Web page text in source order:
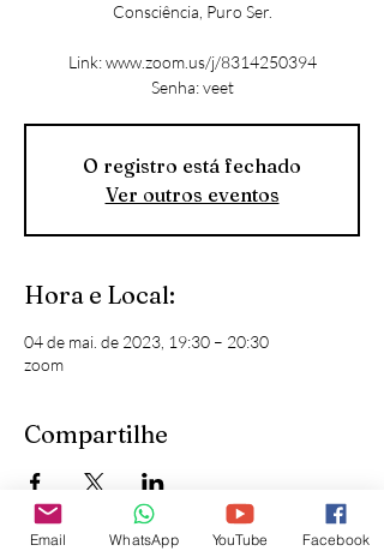
Consciência, Puro Ser.
Link: www.zoom.us/j/8314250394
Senha: veet
O registro está fechado
Ver outros eventos
Hora e Local:
04 de mai. de 2023, 19:30 – 20:30
zoom
Compartilhe
Email WhatsApp YouTube Facebook